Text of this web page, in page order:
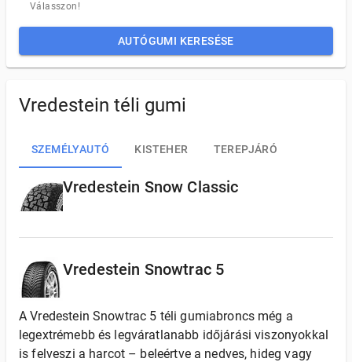
Válasszon!
AUTÓGUMI KERESÉSE
Vredestein téli gumi
SZEMÉLYAUTÓ KISTEHER TEREPJÁRÓ
Vredestein Snow Classic
Vredestein Snowtrac 5
A Vredestein Snowtrac 5 téli gumiabroncs még a
legextrémebb és legváratlanabb időjárási viszonyokkal
is felveszi a harcot – beleértve a nedves, hideg vagy